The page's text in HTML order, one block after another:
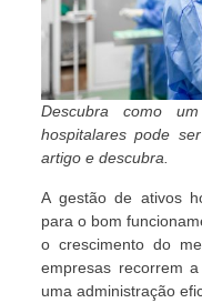
Descubra como
hospitalares pode
artigo e descubra.
A gestão de ativos
para o bom
o crescimento do
empresas recorrem
uma administração